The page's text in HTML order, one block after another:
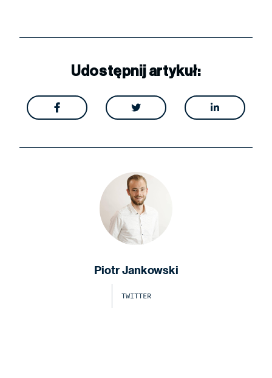
Udostępnij artykuł:
  
Piotr Jankowski
TWITTER